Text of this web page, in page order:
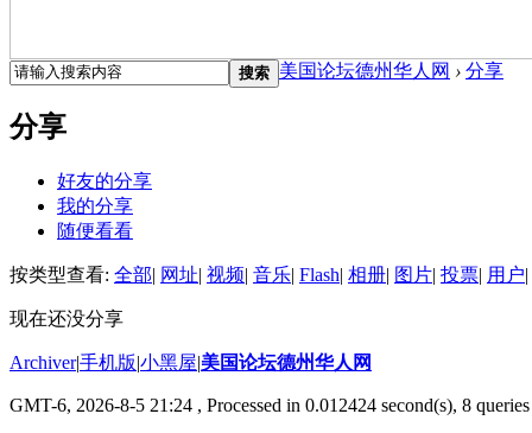
搜索 美国论坛德州华人网 › 分享
分享
好友的分享
我的分享
随便看看
按类型查看: 全部| 网址| 视频| 音乐| Flash| 相册| 图片| 投票| 用户|
现在还没分享
Archiver|手机版|小黑屋|美国论坛德州华人网
GMT-6, 2026-8-5 21:24 , Processed in 0.012424 second(s), 8